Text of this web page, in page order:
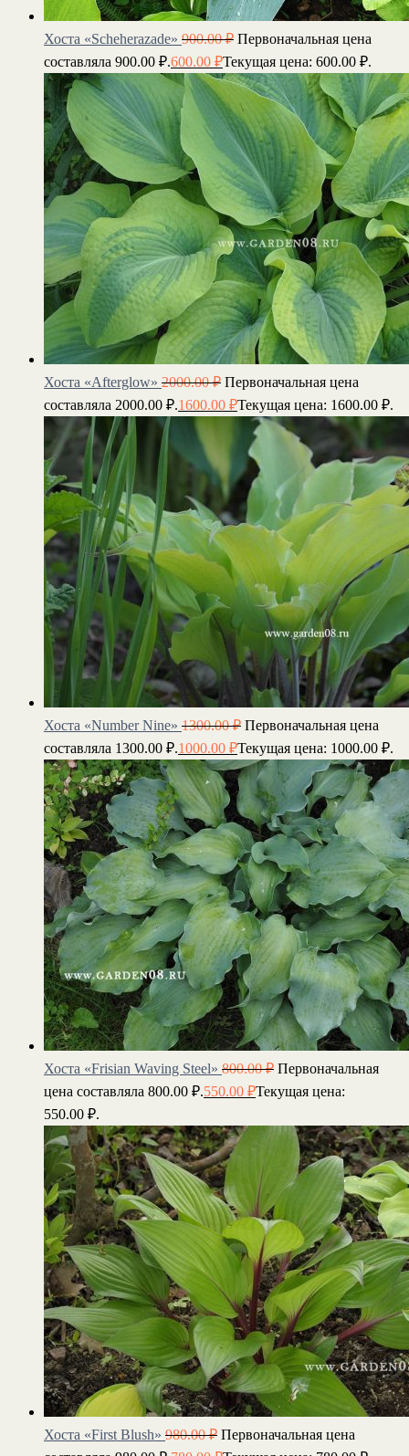
Хоста «Scheherazade» 900.00₽ Первоначальная цена
составляла 900.00 ₽.600.00 ₽Текущая цена: 600.00 ₽.
Хоста «Afterglow» 2000.00₽ Первоначальная цена
составляла 2000.00 ₽.1600.00 ₽Текущая цена: 1600.00 ₽.
Хоста «Number Nine» 1300.00₽ Первоначальная цена
составляла 1300.00 ₽.1000.00 ₽Текущая цена: 1000.00 ₽.
Хоста «Frisian Waving Steel» 800.00₽ Первоначальная
цена составляла 800.00 ₽.550.00 ₽Текущая цена:
550.00 ₽.
Хоста «First Blush» 980.00₽ Первоначальная цена